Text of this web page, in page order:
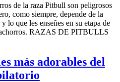
de la raza Pitbull son peligrosos
como siempre, depende de la
lo que les enseñes en su etapa de
RAZAS DE PITBULLS
más adorables del